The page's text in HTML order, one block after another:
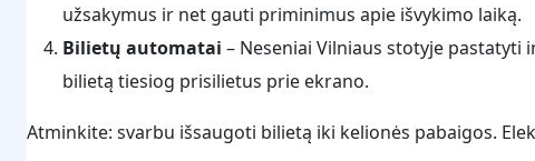
užsakymus ir net gauti priminimus apie išvykimo laiką.
Bilietų automatai – Neseniai Vilniaus stotyje
bilietą tiesiog prisilietus prie ekrano.
Atminkite: svarbu išsaugoti bilietą iki kelionės pabaigos.